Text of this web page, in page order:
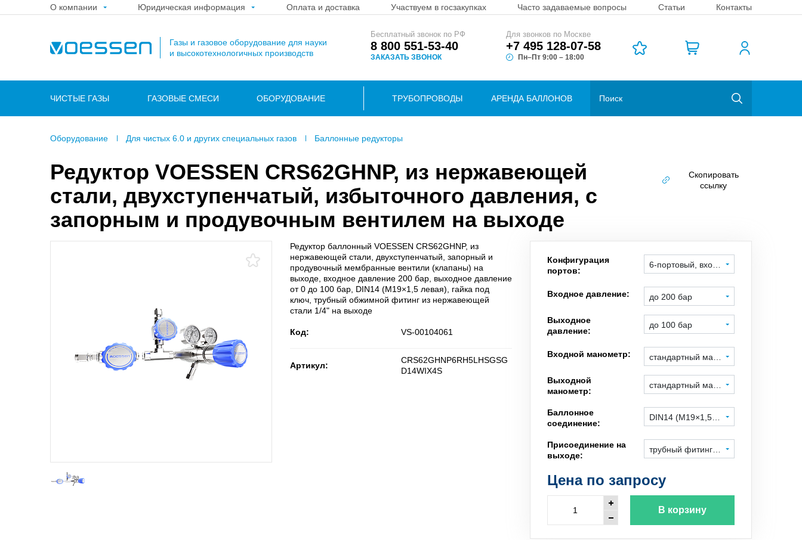
О компании Юридическая информация Оплата и доставка Участвуем в госзакупках Часто задаваемые вопросы Статьи Контакты
Газы и газовое оборудование для науки
и высокотехнологичных производств
Бесплатный звонок по РФ
8 800 551-53-40
ЗАКАЗАТЬ ЗВОНОК
Для звонков по Москве
+7 495 128-07-58
Пн–Пт 9:00 – 18:00
ЧИСТЫЕ ГАЗЫ ГАЗОВЫЕ СМЕСИ ОБОРУДОВАНИЕ ТРУБОПРОВОДЫ АРЕНДА БАЛЛОНОВ
Оборудование Для чистых 6.0 и других специальных газов Баллонные редукторы
Редуктор VOESSEN CRS62GHNP, из нержавеющей
стали, двухступенчатый, избыточного давления, с
запорным и продувочным вентилем на выходе
Скопировать
ссылку
Редуктор баллонный VOESSEN CRS62GHNP, из
нержавеющей стали, двухступенчатый, запорный и
продувочный мембранные вентили (клапаны) на
выходе, входное давление 200 бар, выходное давление
от 0 до 100 бар, DIN14 (M19×1,5 левая), гайка под
ключ, трубный обжимной фитинг из нержавеющей
стали 1/4" на выходе
Код: VS-00104061
Артикул:
CRS62GHNP6RH5LHSGSG
D14WIX4S
Конфигурация
портов:
Входное давление: до 200 бар
Выходное
давление:
до 100 бар
Входной манометр:
Выходной
манометр:
Баллонное
соединение:
Присоединение на
выходе:
Цена по запросу
В корзину